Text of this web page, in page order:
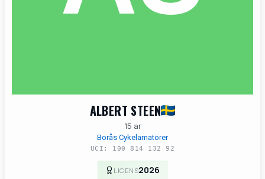
ALBERT STEEN
15 ar
Borås Cykelamatörer
UCI: 100 814 132 92
LICENS2026